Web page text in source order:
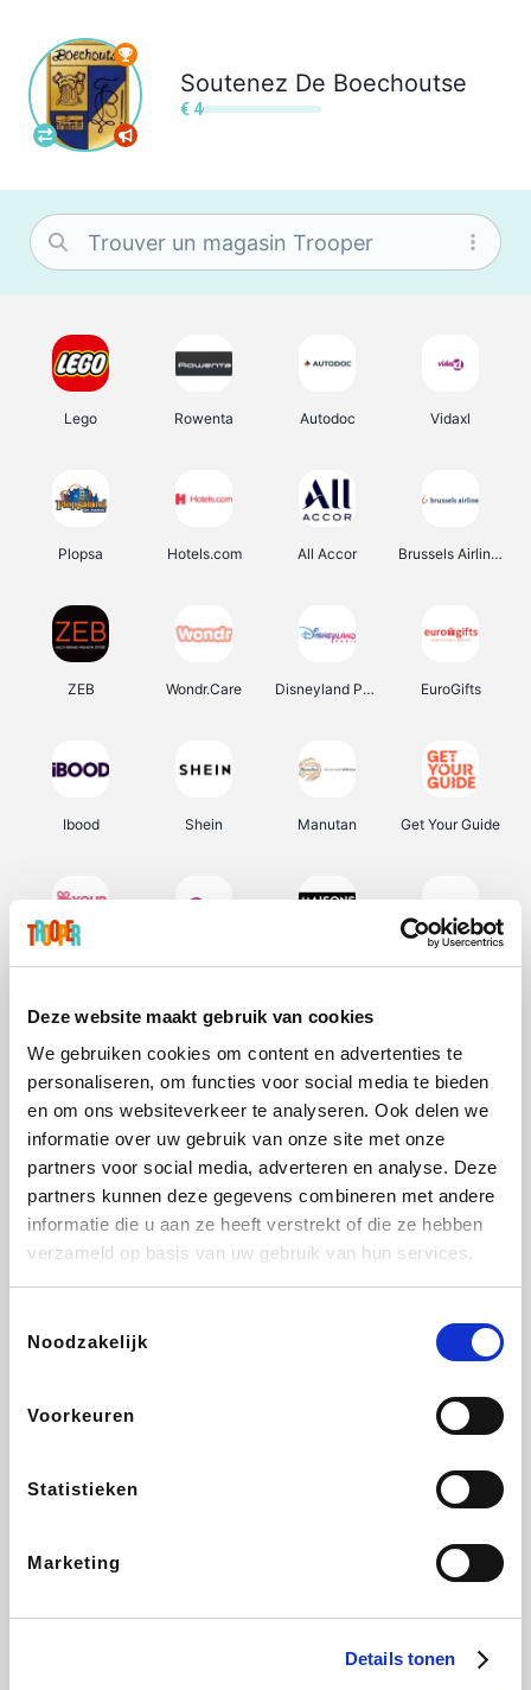
Deze website maakt gebruik van cookies
We gebruiken cookies om content en advertenties te
personaliseren, om functies voor social media te bieden
en om ons websiteverkeer te analyseren. Ook delen we
informatie over uw gebruik van onze site met onze
partners voor social media, adverteren en analyse. Deze
partners kunnen deze gegevens combineren met andere
informatie die u aan ze heeft verstrekt of die ze hebben
verzameld op basis van uw gebruik van hun services.
Noodzakelijk
Voorkeuren
Statistieken
Marketing
Details tonen
Soutenez De Boechoutse
€ 4
Lego Rowenta Autodoc Vidaxl
Plopsa Hotels.com All Accor Brussels Airlines
ZEB Wondr.Care Disneyland Paris EuroGifts
Ibood Shein Manutan Get Your Guide
Weekendesk Sarenza Schiesser Interhome
Lufthansa
CheapTickets.be DeubaXXL